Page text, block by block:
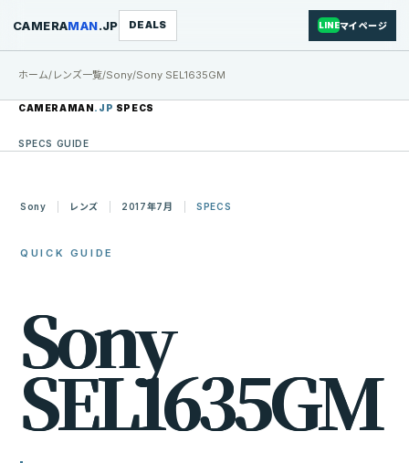
CAMERAMAN.JP DEALS LINEマイページ
ホーム/ レンズ一覧/Sony/Sony SEL1635GM
CAMERAMAN.JP SPECS
SPECS GUIDE
Sony レンズ 2017年7月 SPECS
QUICK GUIDE
Sony
SEL1635GM